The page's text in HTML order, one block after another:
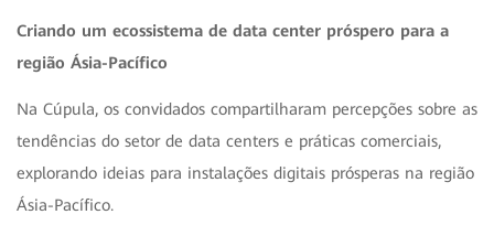
Criando um ecossistema de data center próspero para a
região Ásia-Pacífico
Na Cúpula, os convidados compartilharam percepções sobre as
tendências do setor de data centers e práticas comerciais,
explorando ideias para instalações digitais prósperas na região
Ásia-Pacífico.